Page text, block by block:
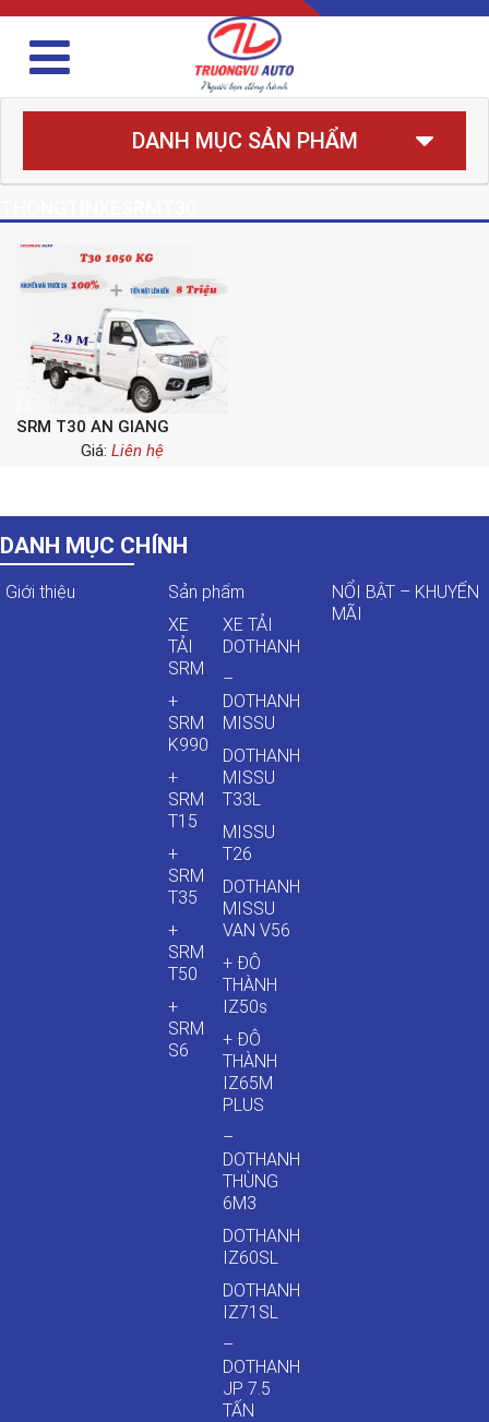
DANH MỤC SẢN PHẨM
SRM T30 AN GIANG
Giá: Liên hệ
DANH MỤC CHÍNH
Giới thiệu
Sản phẩm
XE
TẢI
SRM
+
SRM
K990
+
SRM
T15
+
SRM
T35
+
SRM
T50
+
SRM
S6
XE TẢI
DOTHANH
–
DOTHANH
MISSU
DOTHANH
MISSU
T33L
MISSU
T26
DOTHANH
MISSU
VAN V56
+ ĐÔ
THÀNH
IZ50s
+ ĐÔ
THÀNH
IZ65M
PLUS
–
DOTHANH
THÙNG
6M3
DOTHANH
IZ60SL
DOTHANH
IZ71SL
–
DOTHANH
JP 7.5
TẤN
NỔI BẬT – KHUYẾN
MÃI